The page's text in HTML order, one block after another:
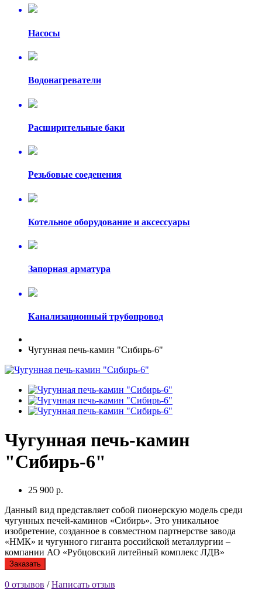
Насосы
Водонагреватели
Расширительные баки
Резьбовые соеденения
Котельное оборудование и аксессуары
Запорная арматура
Канализационный трубопровод
Чугунная печь-камин "Сибирь-6"
Чугунная печь-камин
"Сибирь-6"
25 900 р.
Данный вид представляет собой пионерскую модель среди
чугунных печей-каминов «Сибирь». Это уникальное
изобретение, созданное в совместном партнерстве завода
«НМК» и чугунного гиганта российской металлургии –
компании АО «Рубцовский литейный комплекс ЛДВ»
Заказать
0 отзывов /Написать отзыв